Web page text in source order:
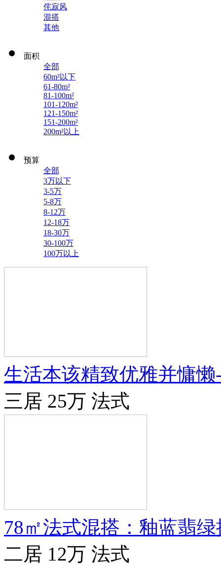
侘寂风
混搭
其他
面积
全部
60m²以下
61-80m²
81-100m²
101-120m²
121-150m²
151-200m²
200m²以上
预算
全部
3万以下
3-5万
5-8万
8-12万
12-18万
18-30万
30-100万
100万以上
生活本该精致优雅并慵懒
三居 25万 法式
78㎡法式混搭：釉蓝翡
二居 12万 法式